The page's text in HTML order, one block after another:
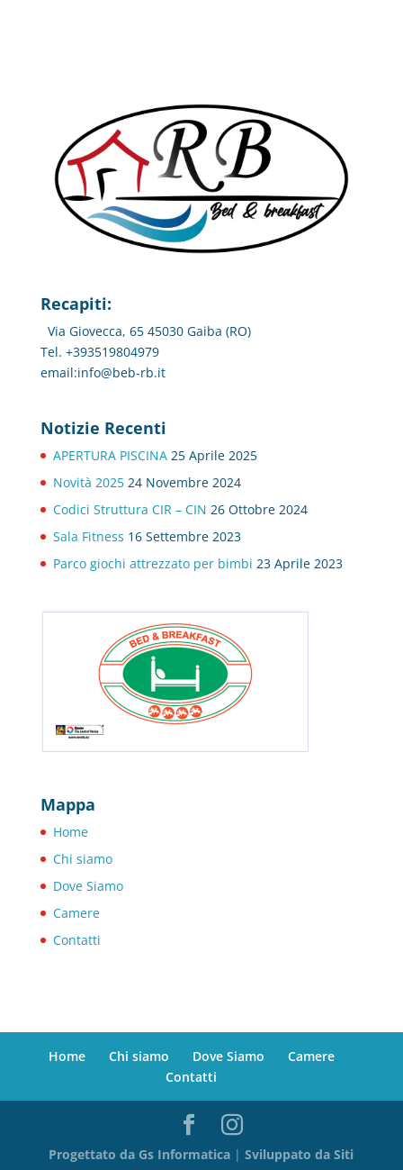
Recapiti:
Via Giovecca, 65 45030 Gaiba (RO)
Tel. +393519804979
email:info@beb-rb.it
Notizie Recenti
APERTURA PISCINA 25 Aprile 2025
Novità 2025 24 Novembre 2024
Codici Struttura CIR – CIN 26 Ottobre 2024
Sala Fitness 16 Settembre 2023
Parco giochi attrezzato per bimbi 23 Aprile 2023
Mappa
Home
Chi siamo
Dove Siamo
Camere
Contatti
Home Chi siamo Dove Siamo
Camere
Contatti
Progettato da Gs Informatica |Sviluppato da Siti